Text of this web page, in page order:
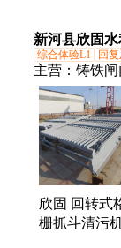
新河县欣固水
综合体验L1 回
主营： 铸铁
污机、除污
门、卷扬启
玻璃钢拍门
板闸门、拦
用启闭机
欣固 回转式
栅抓斗清污